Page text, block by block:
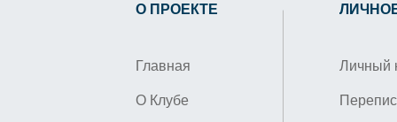
О ПРОЕКТЕ
Главная
О Клубе
Личный